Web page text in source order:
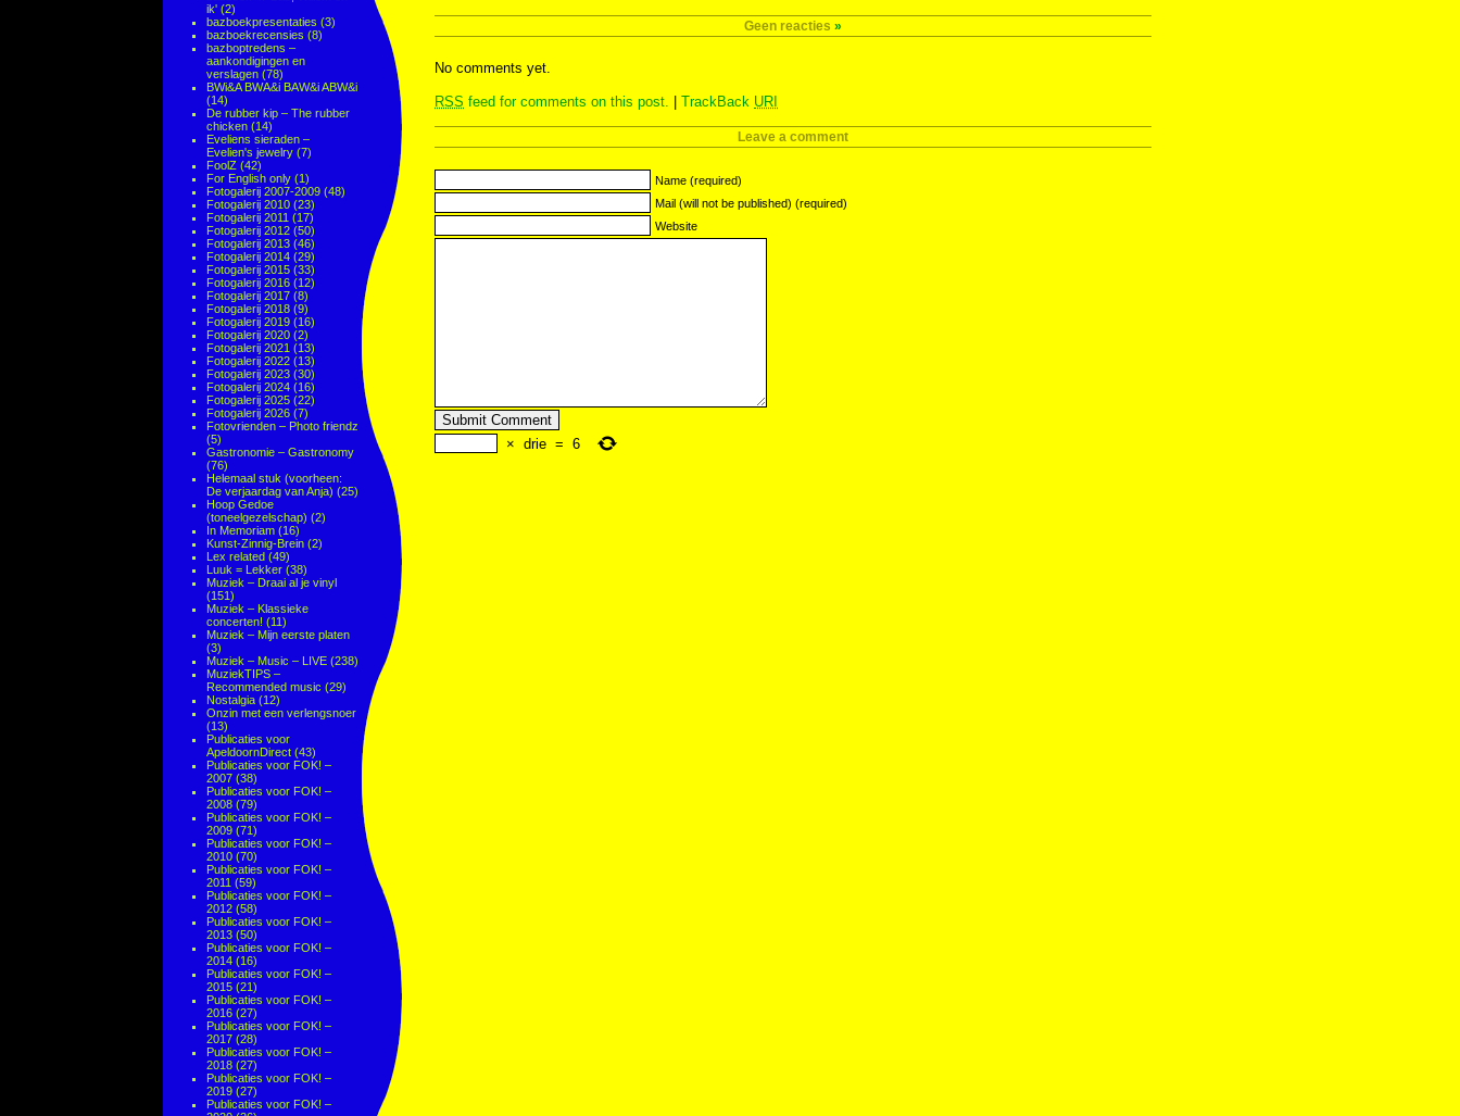
ik' (2)
bazboekpresentaties (3)
bazboekrecensies (8)
bazboptredens –
aankondigingen en
verslagen (78)
BWi&A BWA&i BAW&i ABW&i
(14)
De rubber kip – The rubber
chicken (14)
Eveliens sieraden –
Evelien's jewelry (7)
FoolZ (42)
For English only (1)
Fotogalerij 2007-2009 (48)
Fotogalerij 2010 (23)
Fotogalerij 2011 (17)
Fotogalerij 2012 (50)
Fotogalerij 2013 (46)
Fotogalerij 2014 (29)
Fotogalerij 2015 (33)
Fotogalerij 2016 (12)
Fotogalerij 2017 (8)
Fotogalerij 2018 (9)
Fotogalerij 2019 (16)
Fotogalerij 2020 (2)
Fotogalerij 2021 (13)
Fotogalerij 2022 (13)
Fotogalerij 2023 (30)
Fotogalerij 2024 (16)
Fotogalerij 2025 (22)
Fotogalerij 2026 (7)
Fotovrienden – Photo friendz
(5)
Gastronomie – Gastronomy
(76)
Helemaal stuk (voorheen:
De verjaardag van Anja) (25)
Hoop Gedoe
(toneelgezelschap) (2)
In Memoriam (16)
Kunst-Zinnig-Brein (2)
Lex related (49)
Luuk = Lekker (38)
Muziek – Draai al je vinyl
(151)
Muziek – Klassieke
concerten! (11)
Muziek – Mijn eerste platen
(3)
Muziek – Music – LIVE (238)
MuziekTIPS –
Recommended music (29)
Nostalgia (12)
Onzin met een verlengsnoer
(13)
Publicaties voor
ApeldoornDirect (43)
Publicaties voor FOK! –
2007 (38)
Publicaties voor FOK! –
2008 (79)
Publicaties voor FOK! –
2009 (71)
Publicaties voor FOK! –
2010 (70)
Publicaties voor FOK! –
2011 (59)
Publicaties voor FOK! –
2012 (58)
Publicaties voor FOK! –
2013 (50)
Publicaties voor FOK! –
2014 (16)
Publicaties voor FOK! –
2015 (21)
Publicaties voor FOK! –
2016 (27)
Publicaties voor FOK! –
2017 (28)
Publicaties voor FOK! –
2018 (27)
Publicaties voor FOK! –
2019 (27)
Publicaties voor FOK! –
Geen reacties »
No comments yet.
RSS feed for comments on this post. TrackBack URI
Leave a comment
Name (required)
Mail (will not be published) (required)
Website
× drie = 6